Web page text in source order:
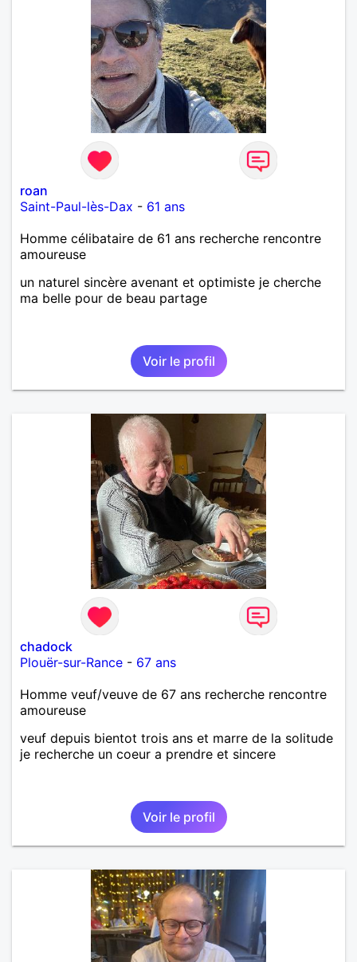
roan
Saint-Paul-lès-Dax - 61 ans
Homme célibataire de 61 ans recherche rencontre
amoureuse
un naturel sincère avenant et optimiste je cherche
ma belle pour de beau partage
Voir le profil
chadock
Plouër-sur-Rance - 67 ans
Homme veuf/veuve de 67 ans recherche rencontre
amoureuse
veuf depuis bientot trois ans et marre de la solitude
je recherche un coeur a prendre et sincere
Voir le profil